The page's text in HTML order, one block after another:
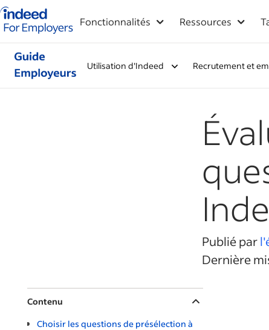
Logo Indeed - Entreprises
Fonctionnalités Ressources
Utilisation d'Indeed Recrutement et
Publié par
Dernière
Contenu
Choisir les questions de présélection à